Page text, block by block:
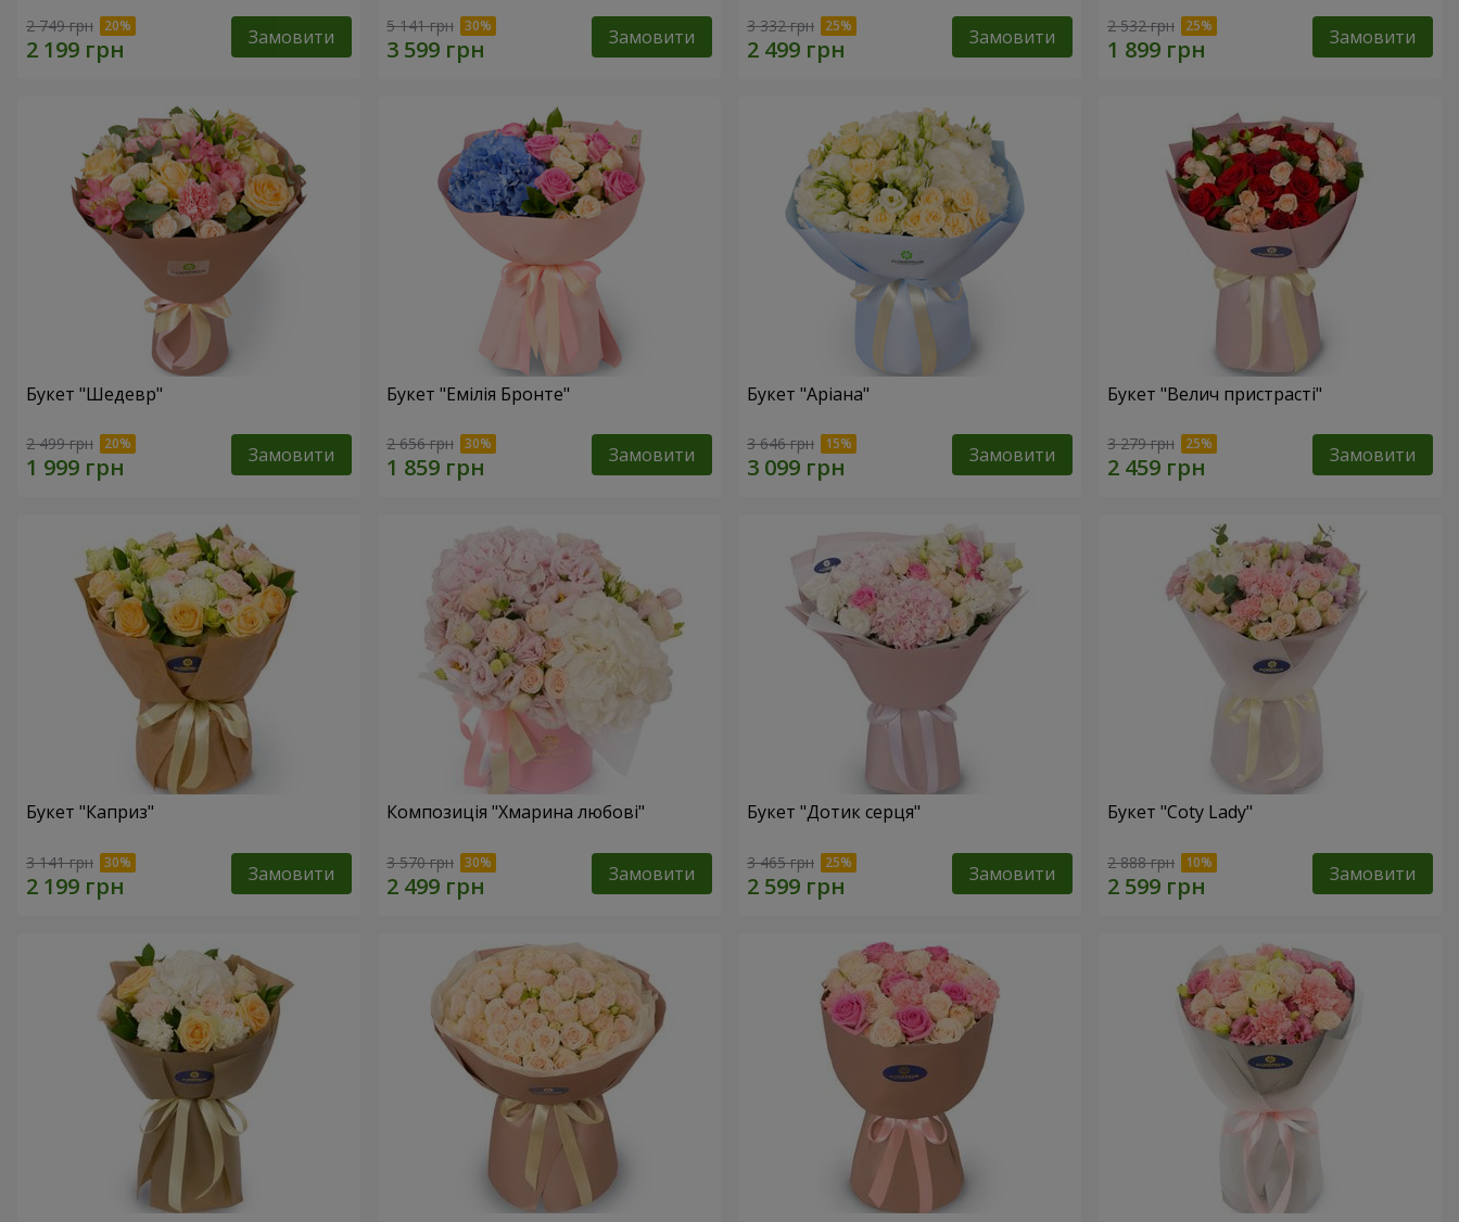
2 749 грн Замовити 5 141 грн Замовити 3 332 грн Замовити 2 532 грн Замовити
Букет "Шедевр"
2 499 грн Замовити
Букет "Емілія Бронте"
2 656 грн Замовити
Букет "Аріана"
3 646 грн Замовити
Букет "Велич пристрасті"
3 279 грн Замовити
Букет "Каприз"
3 141 грн Замовити
Композиція "Хмарина любові"
3 570 грн Замовити
Букет "Дотик серця"
3 465 грн Замовити
Букет "Coty Lady"
2 888 грн Замовити